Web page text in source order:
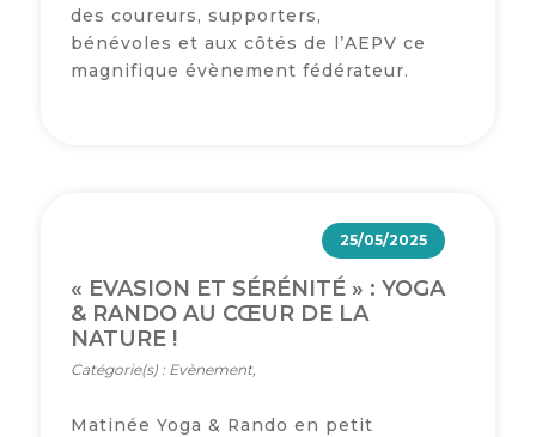
des coureurs, supporters,
bénévoles et aux côtés de l’AEPV ce
magnifique évènement fédérateur.
25/05/2025
« EVASION ET SÉRÉNITÉ » : YOGA
& RANDO AU CŒUR DE LA
NATURE !
Catégorie(s) : Evènement,
Matinée Yoga & Rando en petit